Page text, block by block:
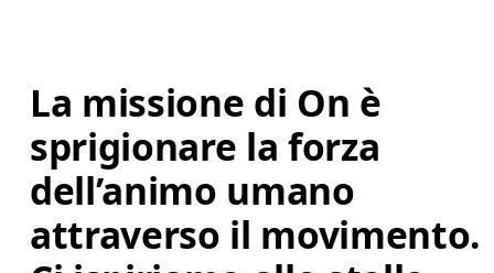
La missione di On è
sprigionare la forza
dell’animo umano
attraverso il movimento.